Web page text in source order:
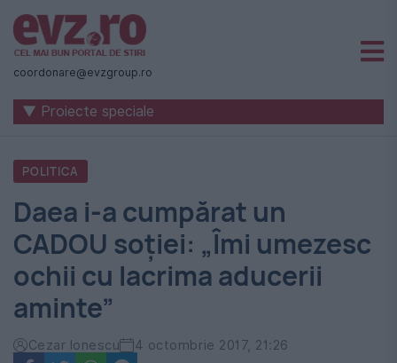
Știri
naționale
internaționale
România
-
Evenimentul
Zilei
coordonare@evzgroup.ro
▼ Proiecte speciale
POLITICA
Daea i-a cumpărat un
CADOU soției: „Îmi umezesc
ochii cu lacrima aducerii
aminte”
Cezar Ionescu 4 octombrie 2017, 21:26